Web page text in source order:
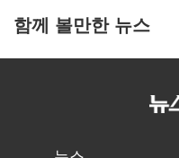
함께 볼만한 뉴스